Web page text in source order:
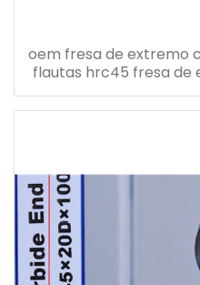
oem fresa de extremo
flautas hrc45 fresa de